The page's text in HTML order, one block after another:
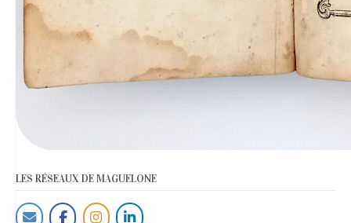
LES RÉSEAUX DE MAGUELONE